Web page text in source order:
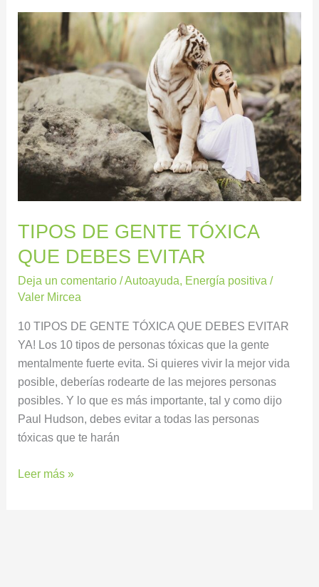
TIPOS DE GENTE TÓXICA
QUE DEBES EVITAR
Deja un comentario /Autoayuda, Energía positiva /
Valer Mircea
10 TIPOS DE GENTE TÓXICA QUE DEBES EVITAR
YA! Los 10 tipos de personas tóxicas que la gente
mentalmente fuerte evita. Si quieres vivir la mejor vida
posible, deberías rodearte de las mejores personas
posibles. Y lo que es más importante, tal y como dijo
Paul Hudson, debes evitar a todas las personas
tóxicas que te harán
TIPOS
GENTE
TÓXICA
QUE
DEBES
EVITAR
Leer más »